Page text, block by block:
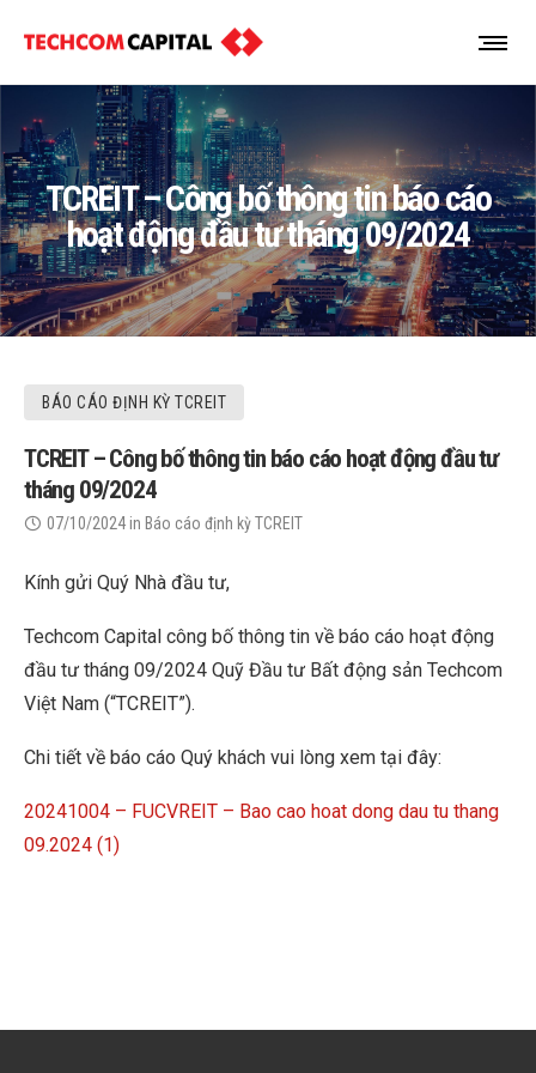
TCREIT – Công bố thông tin báo cáo
hoạt động đầu tư tháng 09/2024
BÁO CÁO ĐỊNH KỲ TCREIT
TCREIT – Công bố thông tin báo cáo hoạt động đầu tư
tháng 09/2024
07/10/2024in Báo cáo định kỳ TCREIT
Kính gửi Quý Nhà đầu tư,
Techcom Capital công bố thông tin về báo cáo hoạt động
đầu tư tháng 09/2024 Quỹ Đầu tư Bất động sản Techcom
Việt Nam (“TCREIT”).
Chi tiết về báo cáo Quý khách vui lòng xem tại đây:
20241004 – FUCVREIT – Bao cao hoat dong dau tu thang
09.2024 (1)